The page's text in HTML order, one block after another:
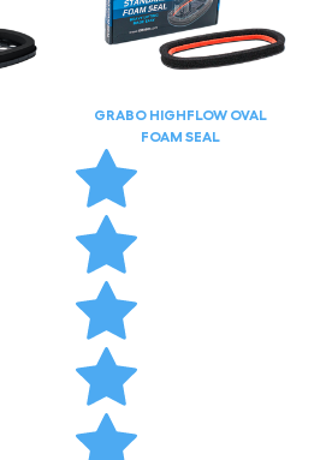
GRABO HIGHFLOW OVAL
FOAM SEAL